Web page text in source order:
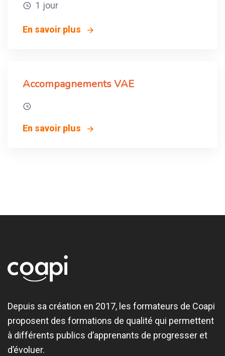
1 jour
En savoir plus
Accompagnements VAE
En savoir plus
Depuis sa création en 2017, les formateurs de Coapi
proposent des formations de qualité qui permettent
à différents publics d’apprenants de progresser et
d’évoluer.